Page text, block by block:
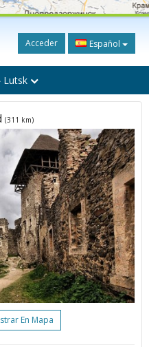
Acceder Español
Lutsk
(311 km)
En Mapa